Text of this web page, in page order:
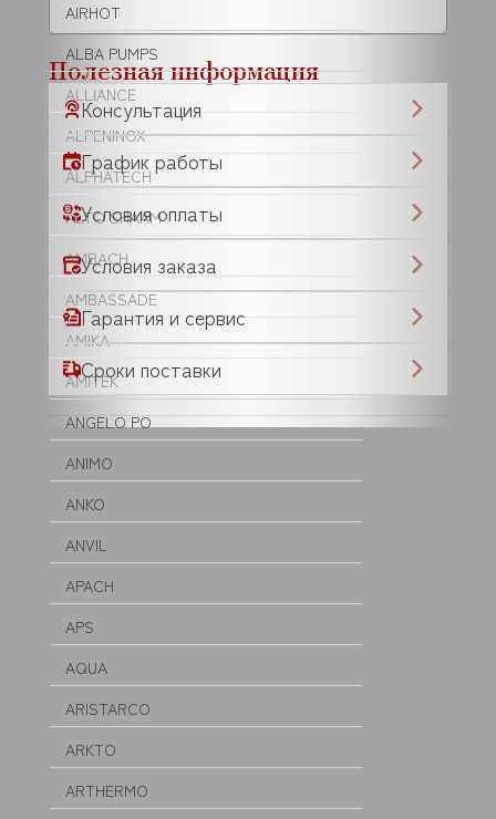
AIRHOT
ALBA PUMPS
ALLIANCE
ALPENINOX
ALPHATECH
ALTO SHAAM
AMBACH
AMBASSADE
AMIKA
AMITEK
ANGELO PO
ANIMO
ANKO
ANVIL
APACH
APS
AQUA
ARISTARCO
ARKTO
ARTHERMO
Полезная информация
Консультация
График работы
Условия оплаты
Условия заказа
Гарантия и сервис
Сроки поставки